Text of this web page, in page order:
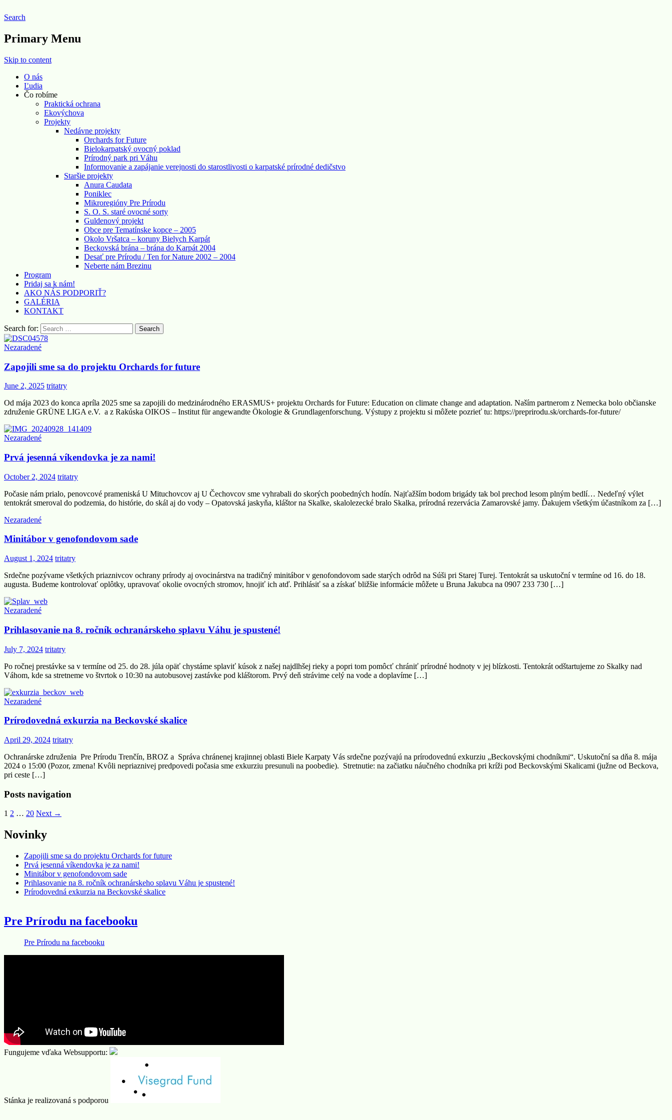
Pre prírodu o. z.
Search
Primary Menu
Skip to content
O nás
Ľudia
Čo robíme
Praktická ochrana
Ekovýchova
Projekty
Nedávne projekty
Orchards for Future
Bielokarpatský ovocný poklad
Prírodný park pri Váhu
Informovanie a zapájanie verejnosti do starostlivosti o karpatské prírodné dedičstvo
Staršie projekty
Anura Caudata
Poniklec
Mikroregióny Pre Prírodu
S. O. S. staré ovocné sorty
Guldenový projekt
Obce pre Tematínske kopce – 2005
Okolo Vršatca – koruny Bielych Karpát
Beckovská brána – brána do Karpát 2004
Desať pre Prírodu / Ten for Nature 2002 – 2004
Neberte nám Brezinu
Program
Pridaj sa k nám!
AKO NÁS PODPORIŤ?
GALÉRIA
KONTAKT
Search for:
Nezaradené
Zapojili sme sa do projektu Orchards for future
June 2, 2025 tritatry
Od mája 2023 do konca apríla 2025 sme sa zapojili do medzinárodného ERASMUS+ projektu Orchards for Future: Education on climate change and adaptation. Naším partnerom z Nemecka bolo občianske
združenie GRÜNE LIGA e.V. a z Rakúska OIKOS – Institut für angewandte Ökologie & Grundlagenforschung. Výstupy z projektu si môžete pozrieť tu: https://preprirodu.sk/orchards-for-future/
Nezaradené
Prvá jesenná víkendovka je za nami!
October 2, 2024 tritatry
Počasie nám prialo, penovcové prameniská U Mituchovcov aj U Čechovcov sme vyhrabali do skorých poobedných hodín. Najťažším bodom brigády tak bol prechod lesom plným bedlí… Nedeľný výlet
tentokrát smeroval do podzemia, do histórie, do skál aj do vody – Opatovská jaskyňa, kláštor na Skalke, skalolezecké bralo Skalka, prírodná rezervácia Zamarovské jamy. Ďakujem všetkým účastníkom za […]
Nezaradené
Minitábor v genofondovom sade
August 1, 2024 tritatry
Srdečne pozývame všetkých priaznivcov ochrany prírody aj ovocinárstva na tradičný minitábor v genofondovom sade starých odrôd na Súši pri Starej Turej. Tentokrát sa uskutoční v termíne od 16. do 18.
augusta. Budeme kontrolovať oplôtky, upravovať okolie ovocných stromov, hnojiť ich atď. Prihlásiť sa a získať bližšie informácie môžete u Bruna Jakubca na 0907 233 730 […]
Nezaradené
Prihlasovanie na 8. ročník ochranárskeho splavu Váhu je spustené!
July 7, 2024 tritatry
Po ročnej prestávke sa v termíne od 25. do 28. júla opäť chystáme splaviť kúsok z našej najdlhšej rieky a popri tom pomôcť chrániť prírodné hodnoty v jej blízkosti. Tentokrát odštartujeme zo Skalky nad
Váhom, kde sa stretneme vo štvrtok o 10:30 na autobusovej zastávke pod kláštorom. Prvý deň strávime celý na vode a doplavíme […]
Nezaradené
Prírodovedná exkurzia na Beckovské skalice
April 29, 2024 tritatry
Ochranárske združenia Pre Prírodu Trenčín, BROZ a Správa chránenej krajinnej oblasti Biele Karpaty Vás srdečne pozývajú na prírodovednú exkurziu „Beckovskými chodníkmi“. Uskutoční sa dňa 8. mája
2024 o 15:00 (Pozor, zmena! Kvôli nepriaznivej predpovedi počasia sme exkurziu presunuli na poobedie). Stretnutie: na začiatku náučného chodníka pri kríži pod Beckovskými Skalicami (južne od Beckova,
pri ceste […]
Posts navigation
1 2 … 20 Next →
Novinky
Zapojili sme sa do projektu Orchards for future
Prvá jesenná víkendovka je za nami!
Minitábor v genofondovom sade
Prihlasovanie na 8. ročník ochranárskeho splavu Váhu je spustené!
Prírodovedná exkurzia na Beckovské skalice
Pre Prírodu na facebooku
Pre Prírodu na facebooku
Fungujeme vďaka Websupportu:
Stánka je realizovaná s podporou